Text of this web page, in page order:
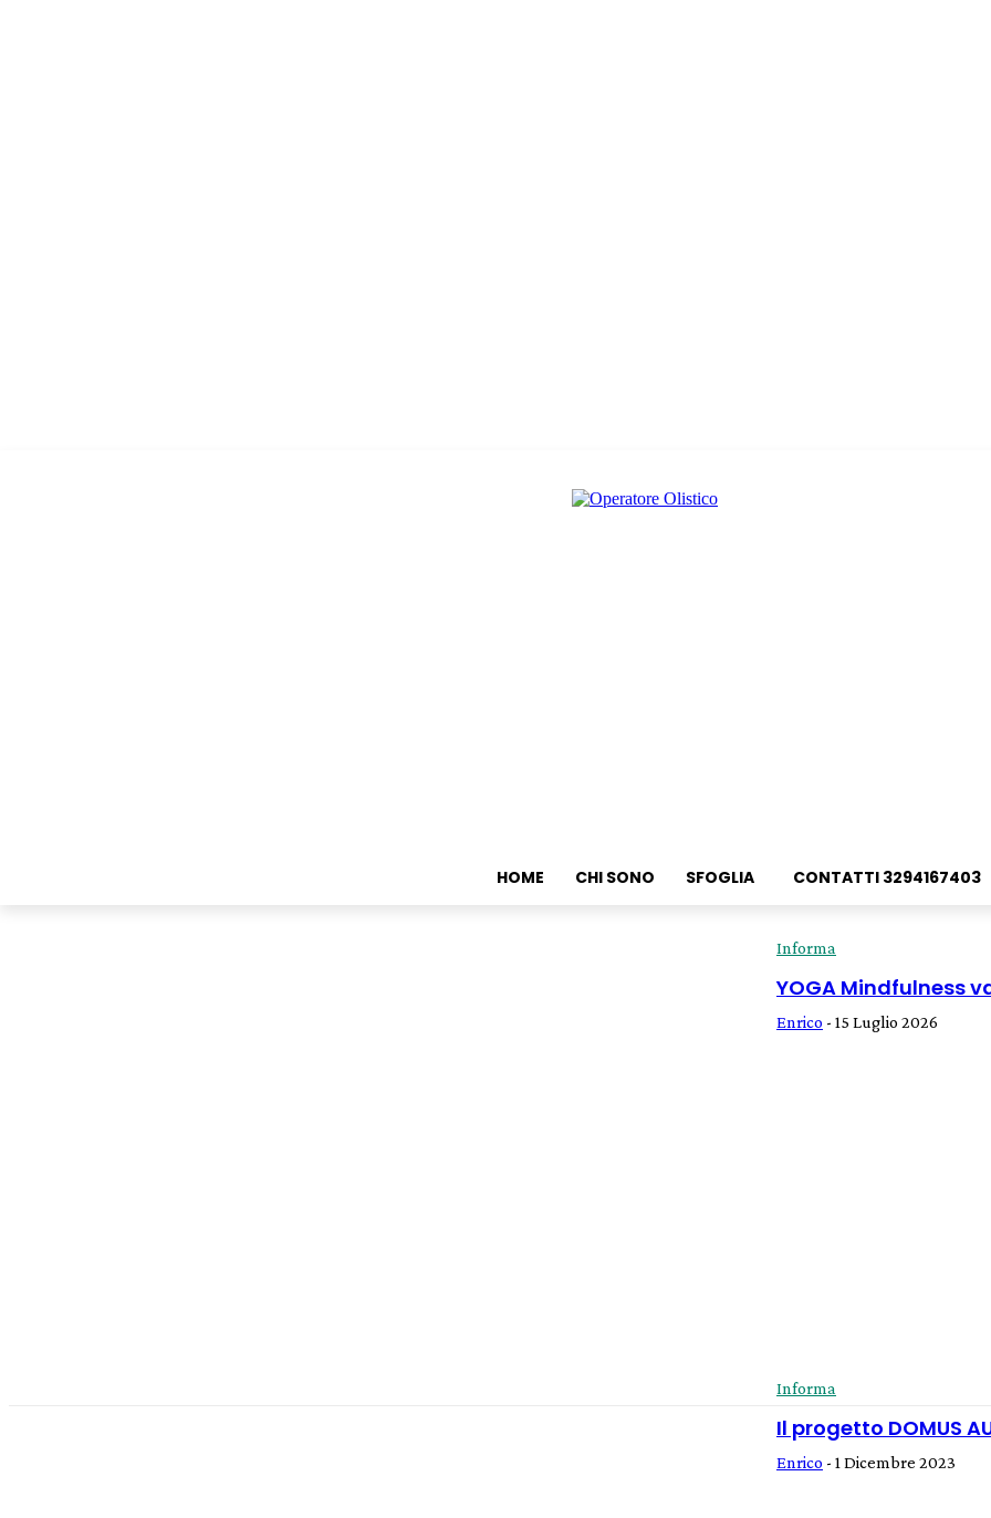
HOME CHI SONO SFOGLIA CONTATTI 3294167403
Informa
YOGA Mindfulness
Enrico - 15 Luglio 2026
Informa
Il progetto DOMUS
Enrico - 1 Dicembre 2023